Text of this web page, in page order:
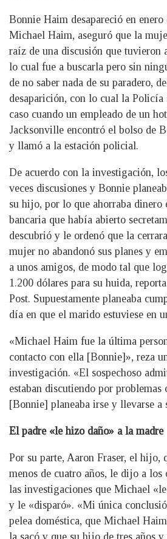
Bonnie Haim desapareció en
Michael Haim, aseguró que la
raíz de una discusión que tuvieron
lo cual fue a buscarla pero sin
de no saber nada de su paradero,
desaparición, con lo cual la Policía
caso cuando un empleado de un
Jacksonville encontró el bolso de
y llamó a la estación policial.
De acuerdo con la investigación,
veces discusiones y Bonnie
su hijo, por lo que ahorraba dinero
bancaria que había abierto
descubrió y le ordenó que la
mujer no abandonó sus planes y
a unos amigos, de modo tal que
1.200 dólares para su huida,
Post. Supuestamente planeaba
día en que el marido estuviese en
«Michael Haim fue la última
contacto con ella [Bonnie]», reza
investigación. «El sospechoso
estaban discutiendo por problemas
[Bonnie] planeaba irse y llevarse a
El padre «le hizo daño» a la madre
Por su parte, Aaron Fraser, el hijo,
menos de cuatro años, le dijo a
las investigaciones que Michael
y le «disparó». «Mi única
pelea doméstica, que Michael